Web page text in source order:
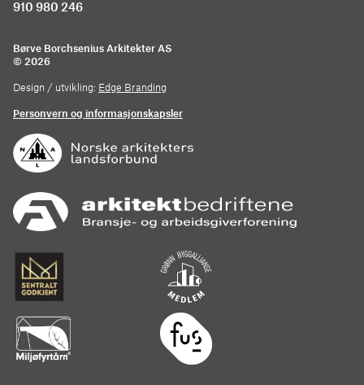
910 980 246
Børve Borchsenius Arkitekter AS
© 2026
Design / utvikling: Edge Branding
Personvern og informasjonskapsler